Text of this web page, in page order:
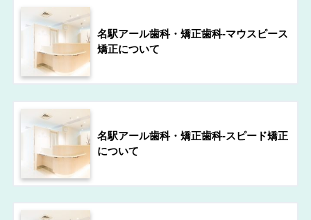
名駅アール歯科・矯正歯科-マウスピース
矯正について
名駅アール歯科・矯正歯科-スピード矯正
について